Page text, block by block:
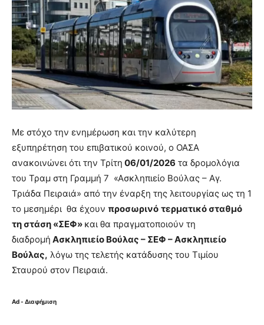
Με στόχο την ενημέρωση και την καλύτερη
εξυπηρέτηση του επιβατικού κοινού, ο ΟΑΣΑ
ανακοινώνει ότι την Τρίτη 06/01/2026 τα δρομολόγια
του Τραμ στη Γραμμή 7 «Ασκληπιείο Βούλας – Αγ.
Τριάδα Πειραιά» από την έναρξη της λειτουργίας ως τη 1
το μεσημέρι θα έχουν προσωρινό τερματικό σταθμό
τη στάση «ΣΕΦ» και θα πραγματοποιούν τη
διαδρομή Ασκληπιείο Βούλας – ΣΕΦ – Ασκληπιείο
Βούλας, λόγω της τελετής κατάδυσης του Τιμίου
Σταυρού στον Πειραιά.
Ad - Διαφήμιση